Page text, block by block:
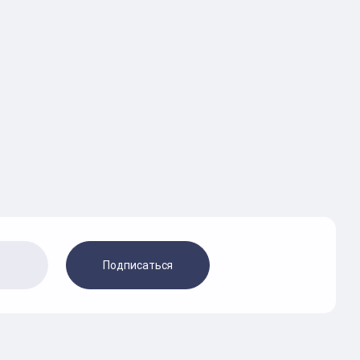
Подписаться